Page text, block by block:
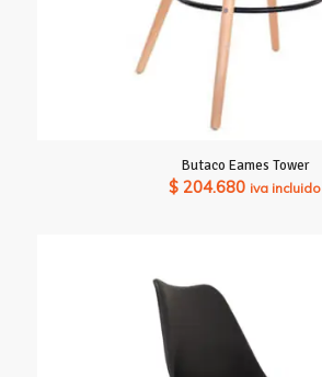
Butaco Eames Tower
$ 204.680 iva incluido